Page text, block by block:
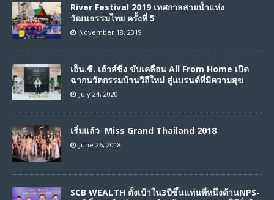
River Festival 2019 เทศกาลสายน้ำแห่ง
วัฒนธรรมไทย ครั้งที่ 5
November 18, 2019
เอ็น.ซี. เฮ้าส์ซิ่ง ขับเคลื่อน All From Home เปิด
ฉากนวัตกรรมบ้านวิถีใหม่ สู่แบรนด์ที่มีความสุข
July 24, 2020
เริ่มแล้ว Miss Grand Thailand 2018
June 26, 2018
SCB WEALTH ตั้งเป้าใน3ปีขึ้นแท่นที่หนึ่งด้านNPS-